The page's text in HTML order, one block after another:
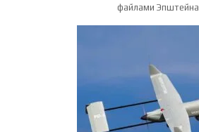
файлами Эпштейна